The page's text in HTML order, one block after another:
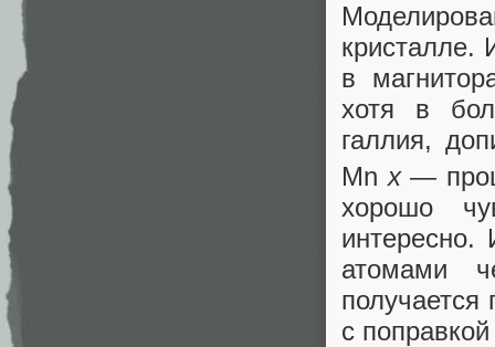
кристалле.
в
хотя в
галлия,
Mn x—
хорошо
атомами
с